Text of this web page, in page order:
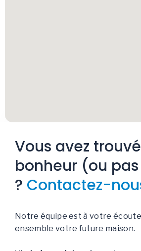
Vous avez
bonheur (ou
? Contactez-
Notre équipe est à votre
ensemble votre future maison.